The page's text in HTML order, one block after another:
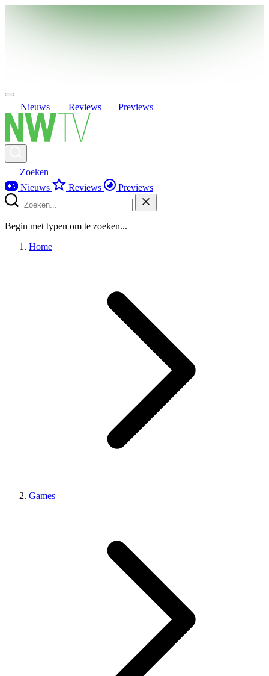
Nieuws Reviews Previews
Zoeken
Nieuws
Reviews Previews
Begin met typen om te zoeken...
Home
Games